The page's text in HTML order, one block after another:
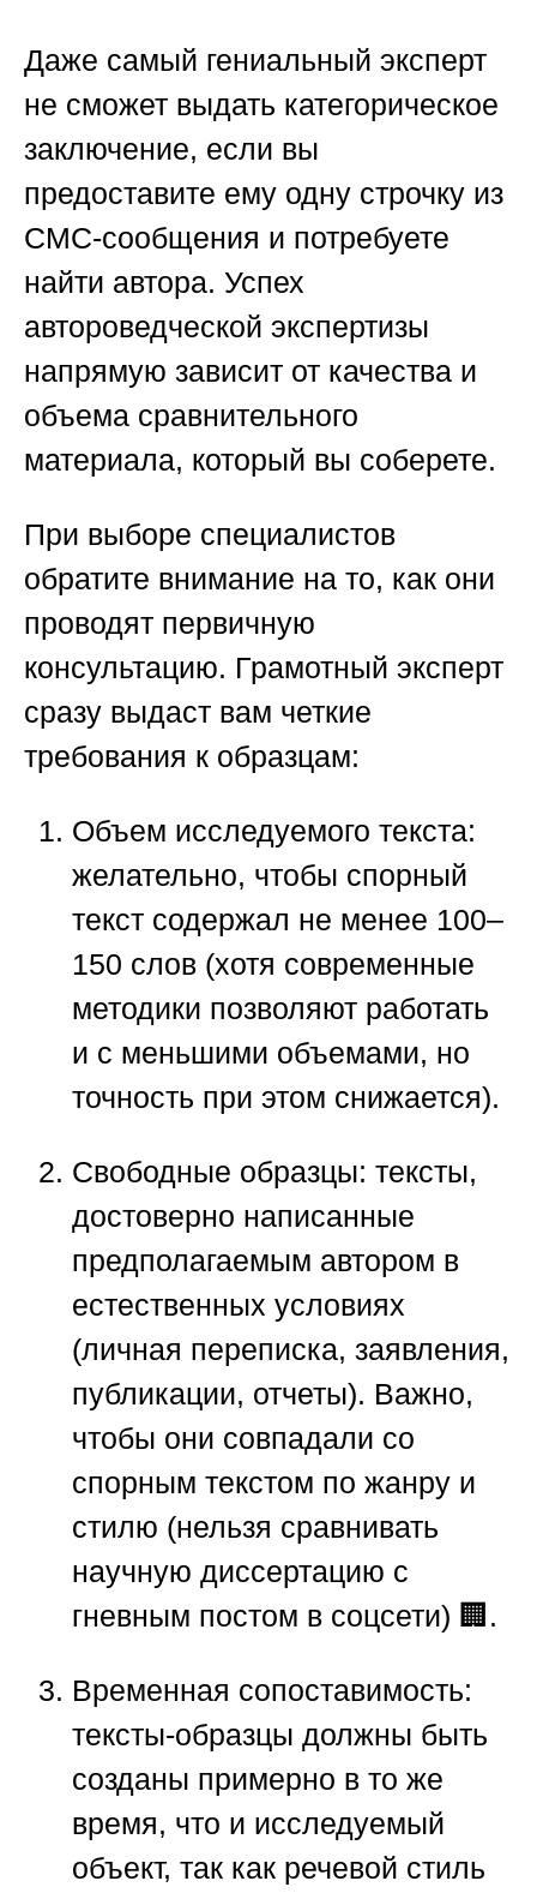
Даже самый гениальный эксперт
не сможет выдать категорическое
заключение, если вы
предоставите ему одну строчку из
СМС-сообщения и потребуете
найти автора. Успех
автороведческой экспертизы
напрямую зависит от качества и
объема сравнительного
материала, который вы соберете.
При выборе специалистов
обратите внимание на то, как они
проводят первичную
консультацию. Грамотный эксперт
сразу выдаст вам четкие
требования к образцам:
Объем исследуемого текста:
желательно, чтобы спорный
текст содержал не менее 100–
150 слов (хотя современные
методики позволяют работать
и с меньшими объемами, но
точность при этом снижается).
Свободные образцы: тексты,
достоверно написанные
предполагаемым автором в
естественных условиях
(личная переписка, заявления,
публикации, отчеты). Важно,
чтобы они совпадали со
спорным текстом по жанру и
стилю (нельзя сравнивать
научную диссертацию с
гневным постом в соцсети) 🏢.
Временная сопоставимость:
тексты-образцы должны быть
созданы примерно в то же
время, что и исследуемый
объект, так как речевой стиль